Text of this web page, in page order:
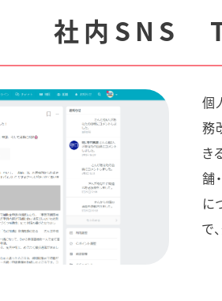
社内SNS
個
務
き
舗
に
で